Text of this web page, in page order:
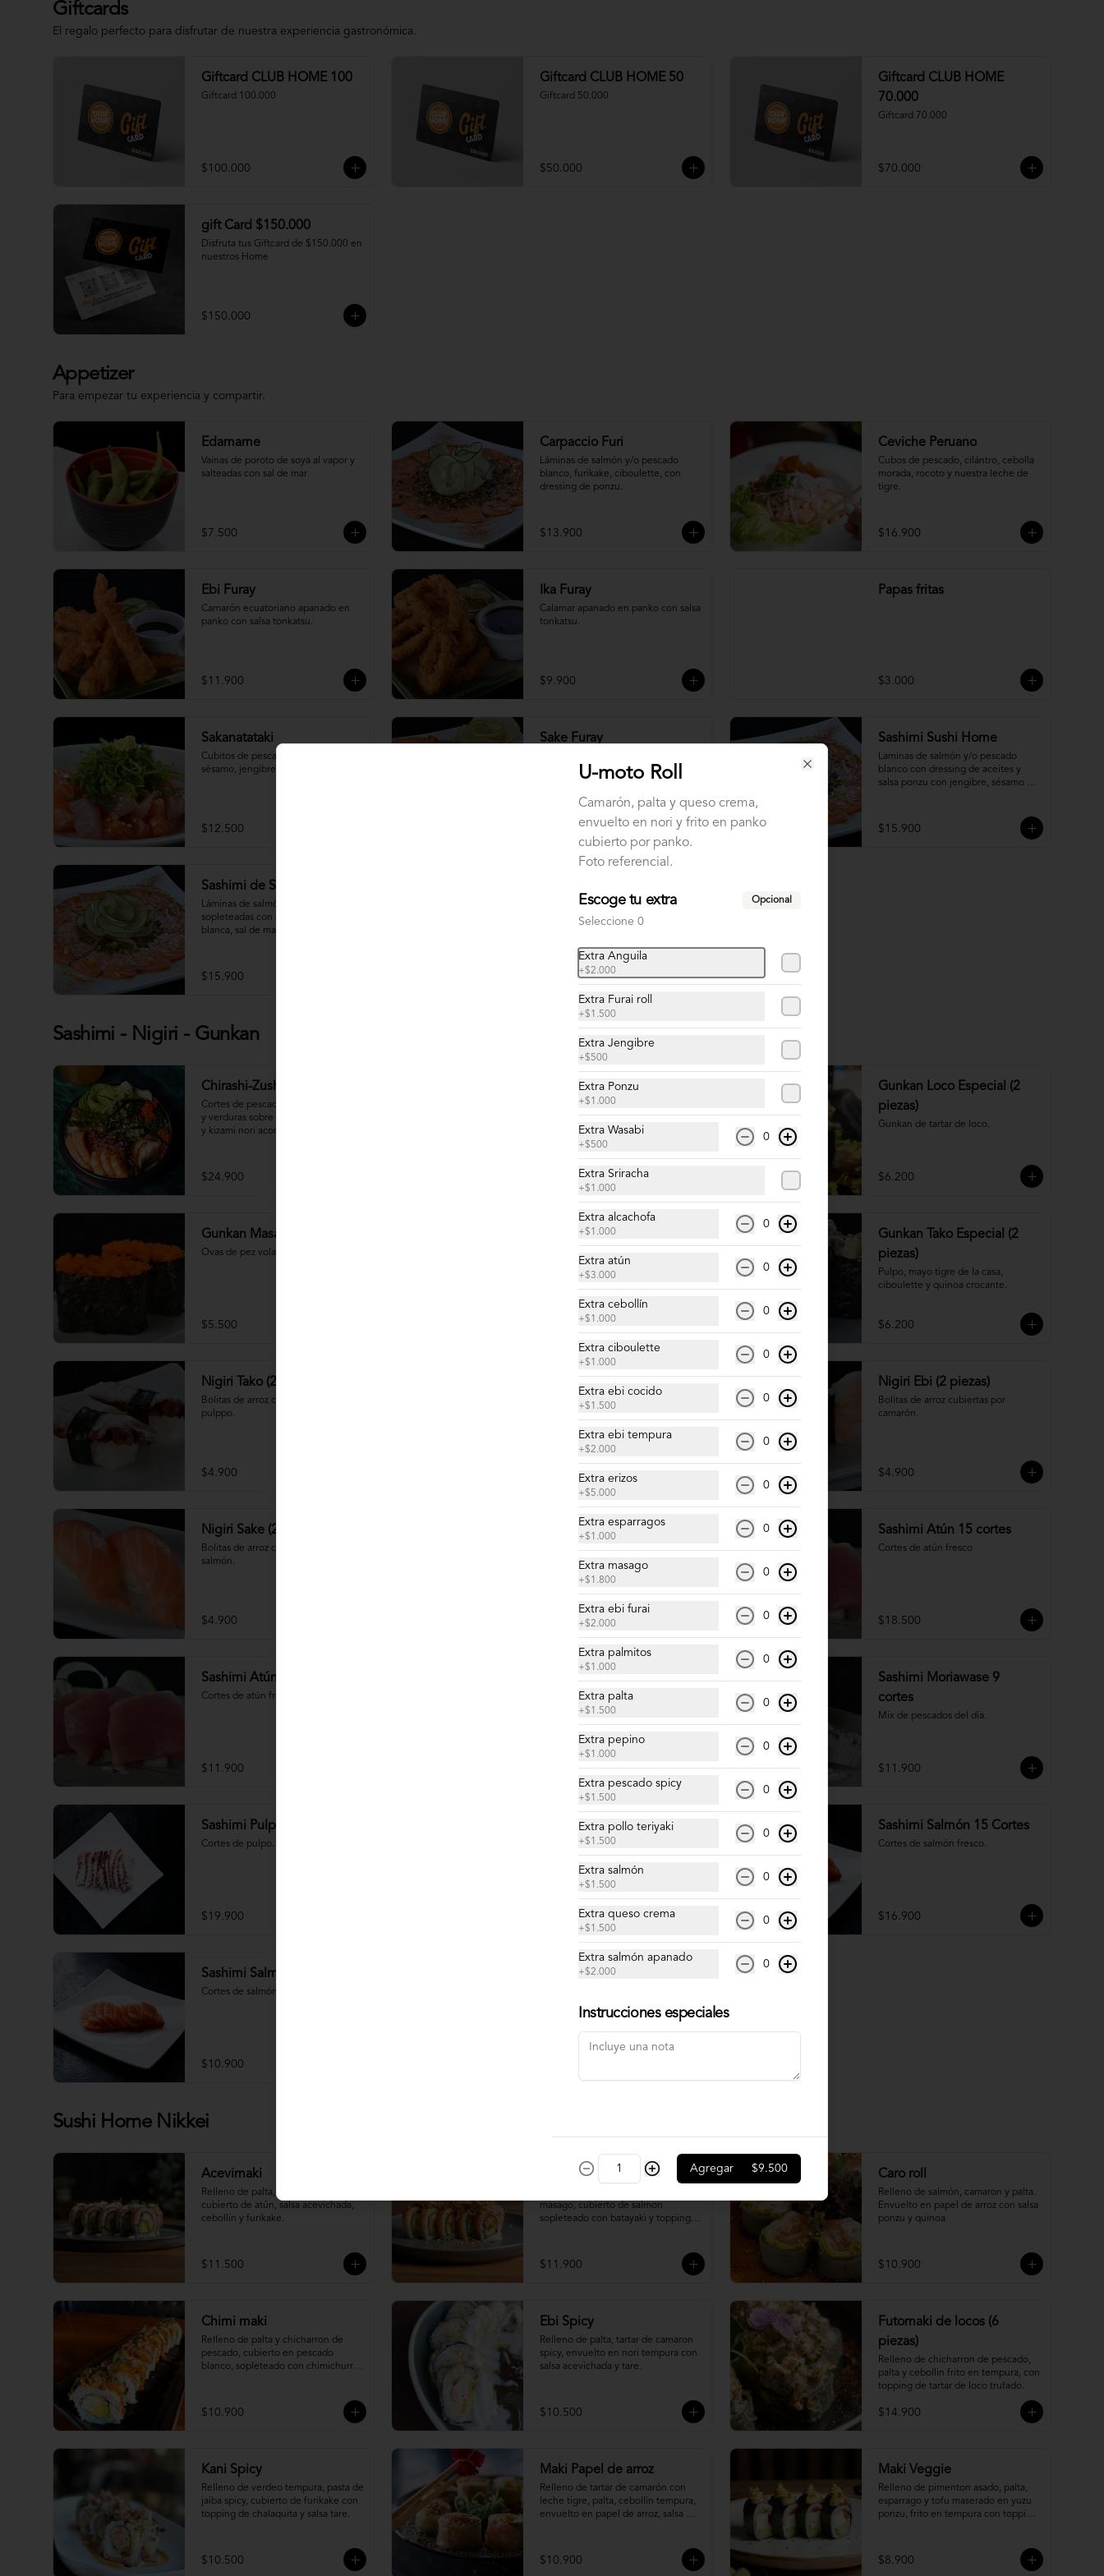
Giftcards
El regalo perfecto para disfrutar de nuestra experiencia gastronómica.
Giftcard CLUB HOME 100
Giftcard 100.000
$100.000
Giftcard CLUB HOME 50
Giftcard 50.000
$50.000
Giftcard CLUB HOME
70.000
Giftcard 70.000
$70.000
gift Card $150.000
Disfruta tus Giftcard de $150.000 en
nuestros Home
$150.000
Appetizer
Para empezar tu experiencia y compartir.
Edamame
Vainas de poroto de soya al vapor y
salteadas con sal de mar
$7.500
Carpaccio Furi
Láminas de salmón y/o pescado
blanco, furikake, ciboulette, con
dressing de ponzu.
$13.900
Ceviche Peruano
Cubos de pescado, cilántro, cebolla
morada, rocoto y nuestra leche de
tigre.
$16.900
Ebi Furay
Camarón ecuatoriano apanado en
panko con salsa tonkatsu.
$11.900
Ika Furay
Calamar apanado en panko con salsa
tonkatsu.
$9.900
Papas fritas
$3.000
Sakanatataki
Cubitos de pescado con aceite de
sésamo, jengibre, cebollín.
$12.500
Sake Furay
$11.900
Sashimi Sushi Home
Laminas de salmón y/o pescado
blanco con dressing de aceites y
salsa ponzu con jengibre, sésamo y
$15.900
Sashimi de Salmón Trufado
Láminas de salmón estilo carpaccio,
sopleteadas con aceite de trufa
blanca, sal de mar, ponzu y cilántro.
$15.900
Sashimi - Nigiri - Gunkan
Chirashi-Zushi
Cortes de pescados frescos, mariscos
y verduras sobre base de arroz shari
y kizami nori acompañado de sopa
$24.900
Gunkan Camarón Especial
(2 piezas)
Camarón, mayo tigre de la casa,
ciboulette y quinoa crocante.
Gunkan Loco Especial (2
piezas)
Gunkan de tartar de loco.
$6.200
Gunkan Masago (2 piezas)
Ovas de pez volador.
$5.500
Gunkan Spicy del Día (2
piezas)
Gunkan Tako Especial (2
piezas)
Pulpo, mayo tigre de la casa,
ciboulette y quinoa crocante.
$6.200
Nigiri Tako (2 piezas)
Bolitas de arroz cubiertas por
pulppo.
$4.900
Bolitas de arroz cubiertas por atún.
Nigiri Ebi (2 piezas)
Bolitas de arroz cubiertas por
camarón.
$4.900
Nigiri Sake (2 piezas)
Bolitas de arroz cubiertas por
salmón.
$4.900
Nigiri acevichado
Cubierto de salmon, con topping de
mayo trigre y furikake.
Sashimi Atún 15 cortes
Cortes de atún fresco
$18.500
Sashimi Atún 9 cortes
Cortes de atún fresco
$11.900
Sashimi Moriawase 15
Mix de pescados del día.
$18.500
Sashimi Moriawase 9
cortes
Mix de pescados del día.
$11.900
Sashimi Pulpo 15 cortes
Cortes de pulpo.
$19.900
Sashimi Pulpo 9 cortes
Cortes de pulpo.
$12.900
Sashimi Salmón 15 Cortes
Cortes de salmón fresco.
$16.900
Sashimi Salmón 9 Cortes
Cortes de salmón fresco.
$10.900
Sushi Home Nikkei
Acevimaki
Relleno de palta, camaron quinoa,
cubierto de atún, salsa acevichada,
cebollin y furikake.
$11.500
masago, cubierto de salmon
sopleteado con batayaki y topping
$11.900
Caro roll
Relleno de salmón, camaron y palta.
Envuelto en papel de arroz con salsa
ponzu y quinoa
$10.900
Chimi maki
Relleno de palta y chicharron de
pescado, cubierto en pescado
blanco, sopleteado con chimichurri
$10.900
Ebi Spicy
Relleno de palta, tartar de camaron
spicy, envuelto en nori tempura con
salsa acevichada y tare.
$10.500
Futomaki de locos (6
piezas)
Relleno de chicharron de pescado,
palta y cebollin frito en tempura, con
topping de tartar de loco trufado.
$14.900
Kani Spicy
Relleno de verdeo tempura, pasta de
jaiba spicy, cubierto de furikake con
topping de chalaquita y salsa tare.
$10.500
Maki Papel de arroz
Relleno de tartar de camarón con
leche tigre, palta, cebollín tempura,
envuelto en papel de arroz, salsa
$10.900
Maki Veggie
Relleno de pimenton asado, palta,
esparrago y tofu maserado en yuzu
ponzu, frito en tempura con topping
$8.900
U-moto Roll
Camarón, palta y queso crema,
envuelto en nori y frito en panko
cubierto por panko.
Foto referencial.
Escoge tu extra Opcional
Seleccione 0
Extra Anguila
+$2.000
Extra Furai roll
+$1.500
Extra Jengibre
+$500
Extra Ponzu
+$1.000
Extra Wasabi
+$500
0
Extra Sriracha
+$1.000
Extra alcachofa
+$1.000
0
Extra atún
+$3.000
0
Extra cebollín
+$1.000
0
Extra ciboulette
+$1.000
0
Extra ebi cocido
+$1.500
0
Extra ebi tempura
+$2.000
0
Extra erizos
+$5.000
0
Extra esparragos
+$1.000
0
Extra masago
+$1.800
0
Extra ebi furai
+$2.000
0
Extra palmitos
+$1.000
0
Extra palta
+$1.500
0
Extra pepino
+$1.000
0
Extra pescado spicy
+$1.500
0
Extra pollo teriyaki
+$1.500
0
Extra salmón
+$1.500
0
Extra queso crema
+$1.500
0
Extra salmón apanado
+$2.000
0
Instrucciones especiales
Agregar $9.500
Close